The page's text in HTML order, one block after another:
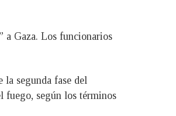
a Gaza. Los funcionarios
la segunda fase del
fuego, según los términos